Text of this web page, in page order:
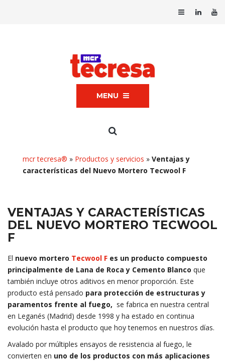
MENU
mcr tecresa® » Productos y servicios » Ventajas y
características del Nuevo Mortero Tecwool F
VENTAJAS Y CARACTERÍSTICAS
DEL NUEVO MORTERO TECWOOL
F
El nuevo mortero Tecwool F es un producto compuesto
principalmente de Lana de Roca y Cemento Blanco que
también incluye otros aditivos en menor proporción. Este
producto está pensado para protección de estructuras y
paramentos frente al fuego, se fabrica en nuestra central
en Leganés (Madrid) desde 1998 y ha estado en continua
evolución hasta el producto que hoy tenemos en nuestros días.
Avalado por múltiples ensayos de resistencia al fuego, le
convierten en uno de los productos con más aplicaciones